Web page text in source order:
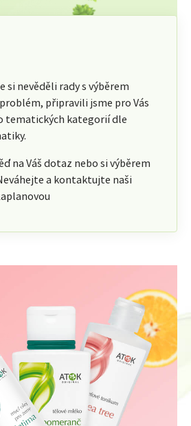
si nevěděli rady s výběrem
připravili jsme pro Vás
tematických kategorií dle
na Váš dotaz nebo si výběrem
a kontaktujte naši